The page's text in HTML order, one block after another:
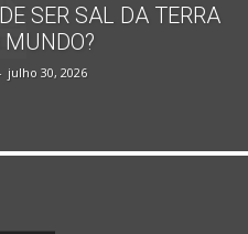
SER SAL DA TERRA
MUNDO?
julho 30, 2026